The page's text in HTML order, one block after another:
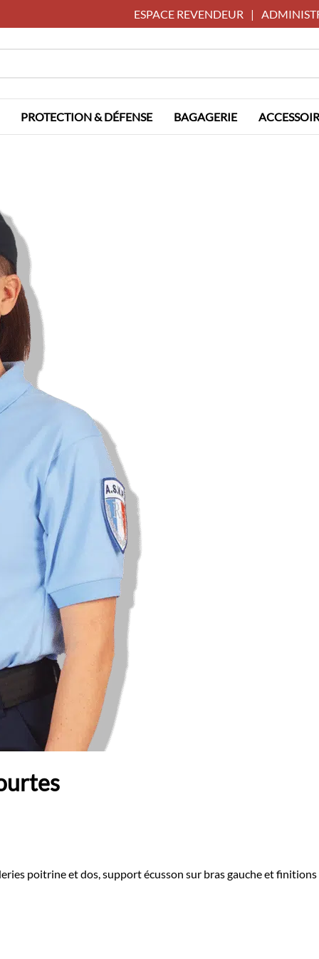
ESPACE REVENDEUR |
PROTECTION & DÉFENSE BAGAGERIE
poitrine et dos, support écusson sur bras gauche et